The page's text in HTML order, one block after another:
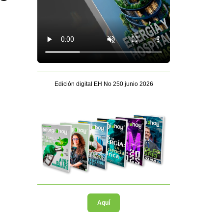
Edición digital EH No 250 junio 2026
Aquí